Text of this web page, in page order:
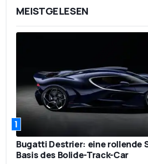
MEISTGELESEN
1
Bugatti Destrier: eine rollende
Basis des Bolide-Track-Car